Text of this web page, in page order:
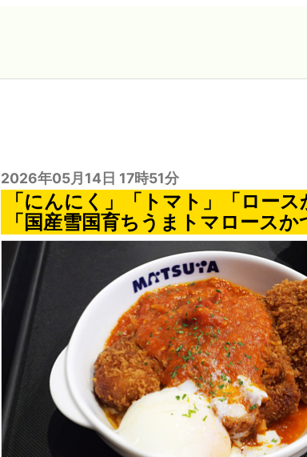
2026年05月14日 17時51分
「にんにく」「トマト」「ロー
「国産雪国育ちうまトマロース